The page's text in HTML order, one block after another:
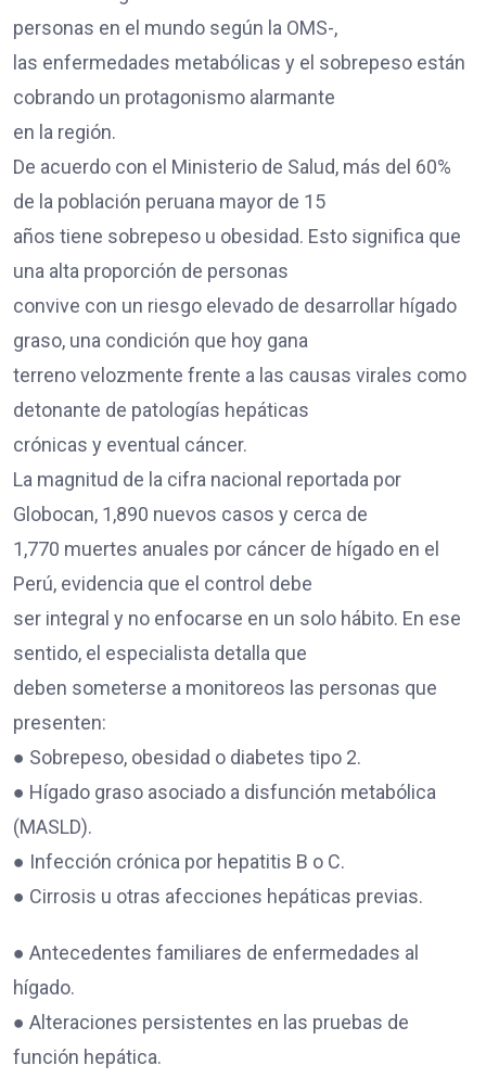
personas en el mundo según la OMS-,
las enfermedades metabólicas y el sobrepeso están
cobrando un protagonismo alarmante
en la región.
De acuerdo con el Ministerio de Salud, más del 60%
de la población peruana mayor de 15
años tiene sobrepeso u obesidad. Esto significa que
una alta proporción de personas
convive con un riesgo elevado de desarrollar hígado
graso, una condición que hoy gana
terreno velozmente frente a las causas virales como
detonante de patologías hepáticas
crónicas y eventual cáncer.
La magnitud de la cifra nacional reportada por
Globocan, 1,890 nuevos casos y cerca de
1,770 muertes anuales por cáncer de hígado en el
Perú, evidencia que el control debe
ser integral y no enfocarse en un solo hábito. En ese
sentido, el especialista detalla que
deben someterse a monitoreos las personas que
presenten:
● Sobrepeso, obesidad o diabetes tipo 2.
● Hígado graso asociado a disfunción metabólica
(MASLD).
● Infección crónica por hepatitis B o C.
● Cirrosis u otras afecciones hepáticas previas.
● Antecedentes familiares de enfermedades al
hígado.
● Alteraciones persistentes en las pruebas de
función hepática.